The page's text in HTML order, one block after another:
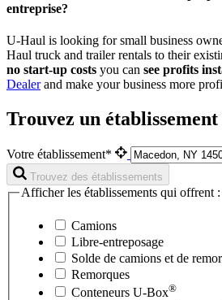
entreprise?
U-Haul is looking for small business
Haul truck and trailer rentals to their
no start-up costs you can see profits
Dealerand make your business more
Trouvez un
Votre établissement*
Trouvez des établissements
Afficher les établissements qui offrent :
Camions
Libre-entreposage
Solde de camions et de
Remorques
Conteneurs U-Box®